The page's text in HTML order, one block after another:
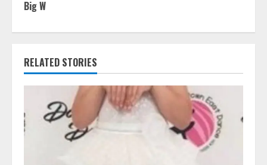
n
u
e
e
Big W
RELATED STORIES